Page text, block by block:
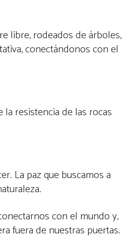
libre, rodeados de árboles,
conectándonos con el
resistencia de las rocas
La paz que buscamos a
con el mundo y,
fuera de nuestras puertas.